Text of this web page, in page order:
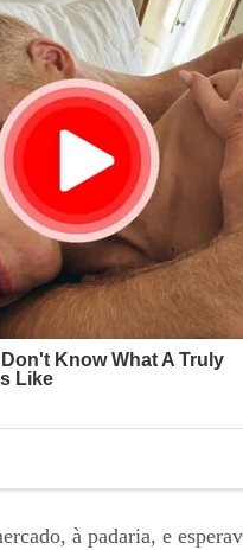
à padaria, e